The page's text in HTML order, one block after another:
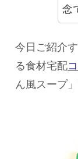
念
今日ご紹介
る食材宅配
ん風スープ」